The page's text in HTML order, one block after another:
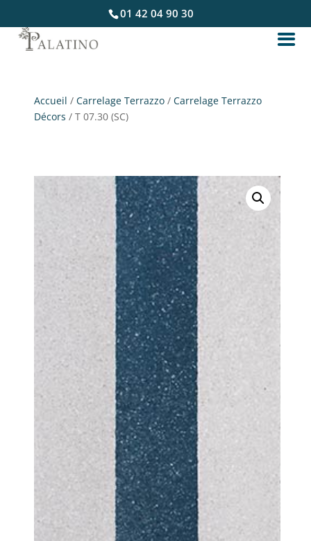
01 42 04 90 30
Accueil /Carrelage Terrazzo /Carrelage Terrazzo
Décors / T 07.30 (SC)